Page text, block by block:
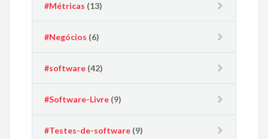
#Métricas (13)
#Negócios (6)
#software (42)
#Software-Livre (9)
#Testes-de-software (9)